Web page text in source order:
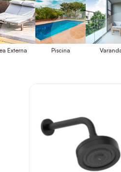
Externa Piscina